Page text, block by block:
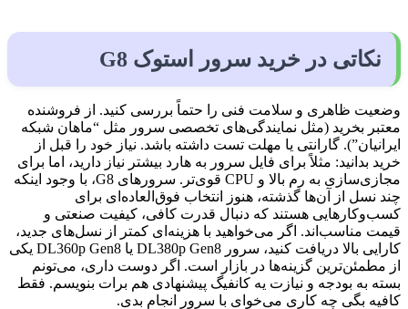
نکاتی در خرید سرور استوک G8
وضعیت ظاهری و سلامت فنی را حتماً بررسی کنید. از فروشنده
معتبر بخرید (مثل نمایندگی‌های تخصصی سرور مثل “ماهان شبکه
ایرانیان”). گارانتی یا مهلت تست داشته باشد. نیاز خود را قبل از
خرید بدانید: مثلاً برای فایل سرور به هارد بیشتر نیاز دارید، اما برای
مجازی‌سازی به رم بالا و CPU قوی‌تر. سرورهای G8، با وجود اینکه
چند نسل از آن‌ها گذشته، هنوز انتخاب فوق‌العاده‌ای برای
کسب‌وکارهایی هستند که دنبال قدرت کافی، کیفیت صنعتی و
قیمت مناسب‌اند. اگر می‌خواهید با هزینه‌ای کمتر از نسل‌های جدید،
کارایی بالا دریافت کنید، سرور DL380p Gen8 یا DL360p Gen8 یکی
از مطمئن‌ترین گزینه‌ها در بازار است. اگر دوست داری، می‌تونم
بسته به بودجه و نیازت یه کانفیگ پیشنهادی هم برات بنویسم. فقط
کافیه بگی چه کاری می‌خوای با سرور انجام بدی.